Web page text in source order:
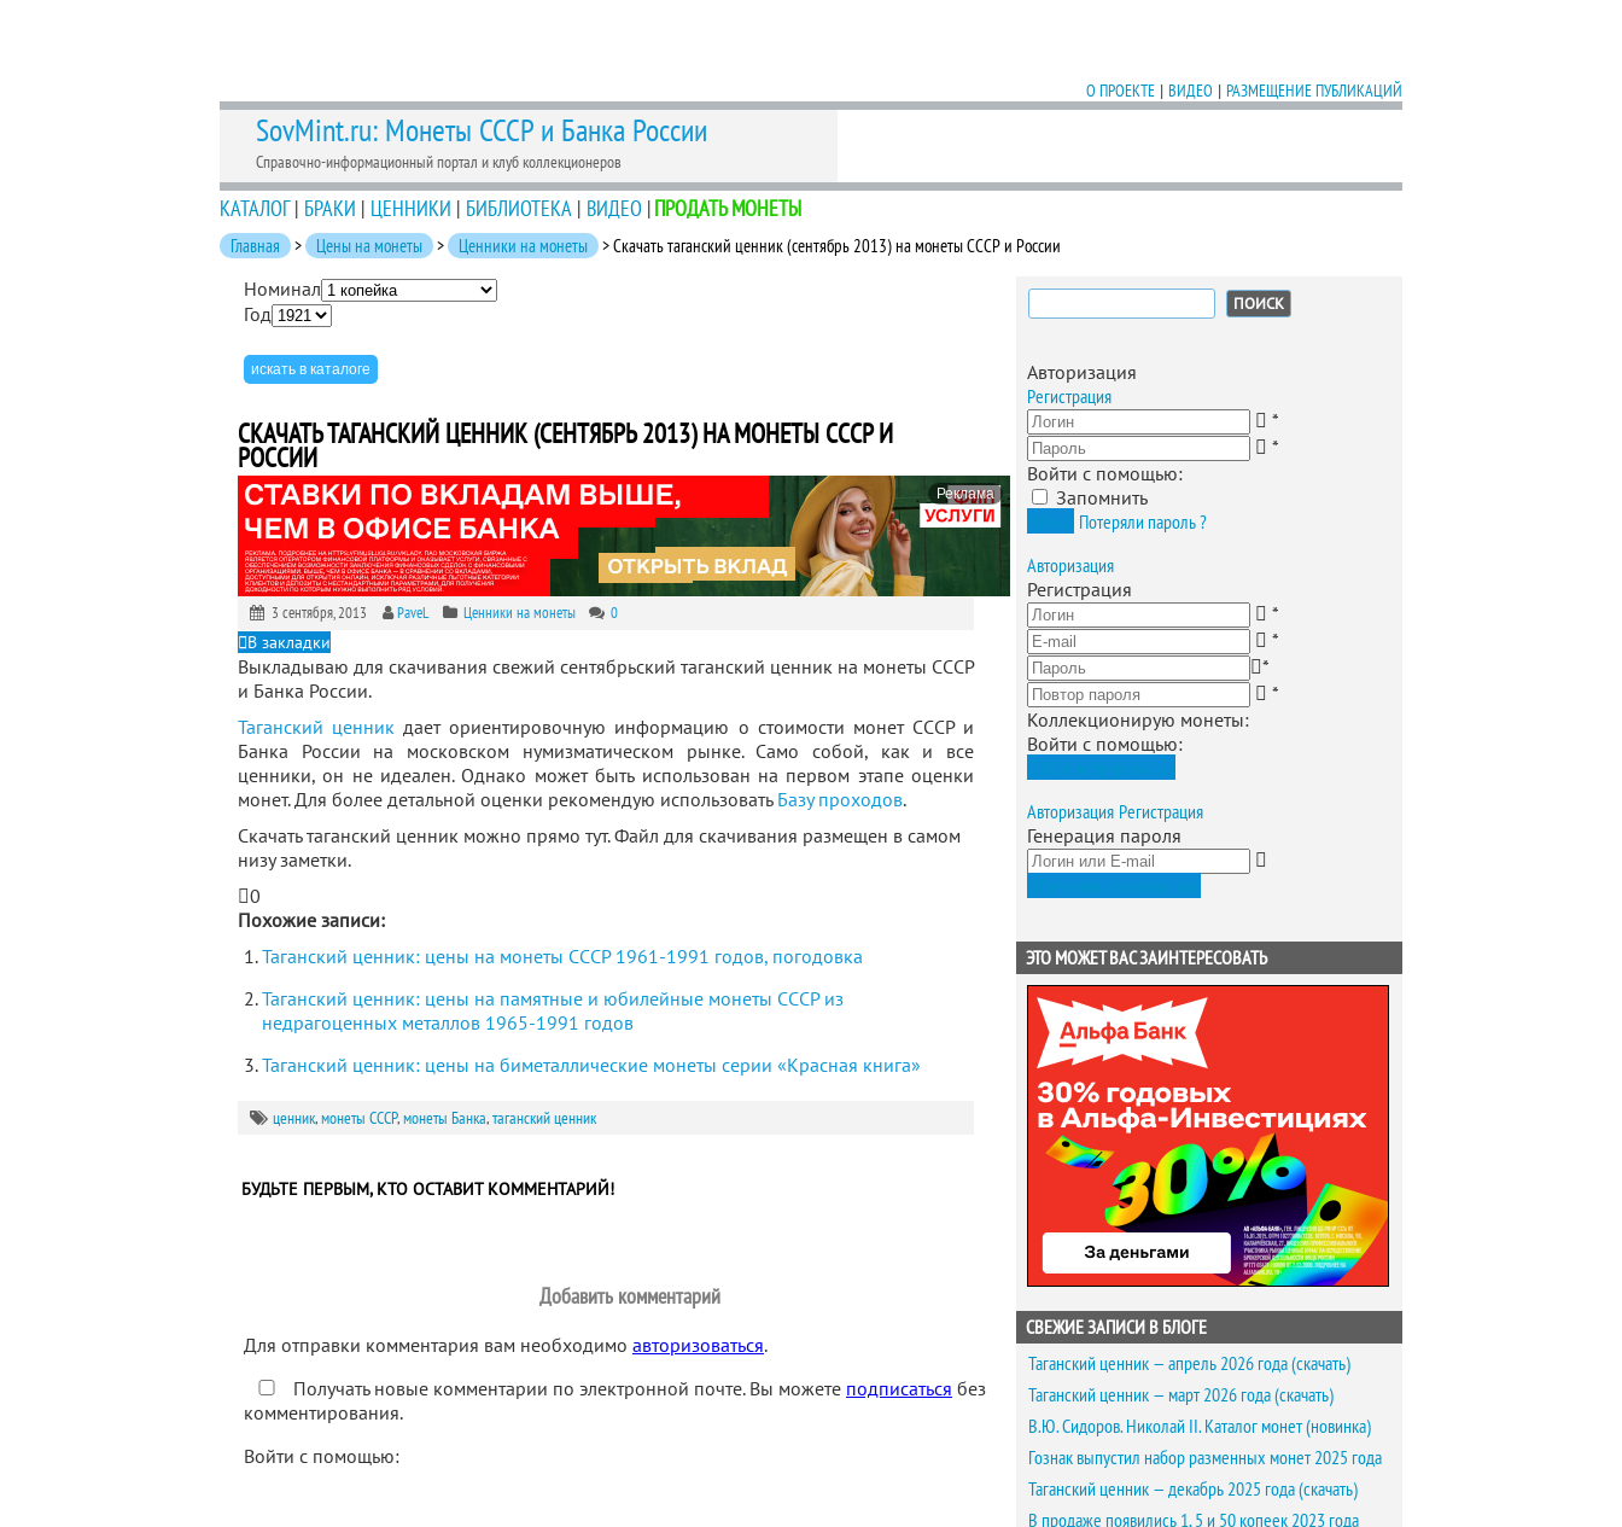
О ПРОЕКТЕ | ВИДЕО | РАЗМЕЩЕНИЕ ПУБЛИКАЦИЙ
SovMint.ru: Монеты СССР и Банка России
Справочно-информационный портал и клуб коллекционеров
КАТАЛОГ| БРАКИ | ЦЕННИКИ | БИБЛИОТЕКА | ВИДЕО |ПРОДАТЬ МОНЕТЫ
Главная > Цены на монеты > Ценники на монеты > Скачать таганский ценник (сентябрь 2013) на монеты СССР и России
Номинал
Год
СКАЧАТЬ ТАГАНСКИЙ ЦЕННИК (СЕНТЯБРЬ 2013) НА МОНЕТЫ СССР И
РОССИИ
Реклама
3 сентября, 2013 PaveL Ценники на монеты 0
В закладки
Выкладываю для скачивания свежий сентябрьский таганский ценник на монеты СССР
и Банка России.
Таганский ценник дает ориентировочную информацию о стоимости монет СССР и
Банка России на московском нумизматическом рынке. Само собой, как и все
ценники, он не идеален. Однако может быть использован на первом этапе оценки
монет. Для более детальной оценки рекомендую использовать Базу проходов.
Скачать таганский ценник можно прямо тут. Файл для скачивания размещен в самом
низу заметки.
0
Похожие записи:
Таганский ценник: цены на монеты СССР 1961-1991 годов, погодовка
Таганский ценник: цены на памятные и юбилейные монеты СССР из
недрагоценных металлов 1965-1991 годов
Таганский ценник: цены на биметаллические монеты серии «Красная книга»
ценник,монеты СССР,монеты Банка,таганский ценник
БУДЬТЕ ПЕРВЫМ, КТО ОСТАВИТ КОММЕНТАРИЙ!
Добавить комментарий
Для отправки комментария вам необходимо авторизоваться.
Получать новые комментарии по электронной почте. Вы можете подписаться без
комментирования.
Войти с помощью:
Найти:
Авторизация
Регистрация
*
*
Войти с помощью:
Запомнить
Потеряли пароль ?
Авторизация
Регистрация
*
*
*
*
Коллекционирую монеты:
Войти с помощью:
Авторизация Регистрация
Генерация пароля
ЭТО МОЖЕТ ВАС ЗАИНТЕРЕСОВАТЬ
СВЕЖИЕ ЗАПИСИ В БЛОГЕ
Таганский ценник — апрель 2026 года (скачать)
Таганский ценник — март 2026 года (скачать)
В.Ю. Сидоров. Николай II. Каталог монет (новинка)
Гознак выпустил набор разменных монет 2025 года
Таганский ценник — декабрь 2025 года (скачать)
В продаже появились 1, 5 и 50 копеек 2023 года